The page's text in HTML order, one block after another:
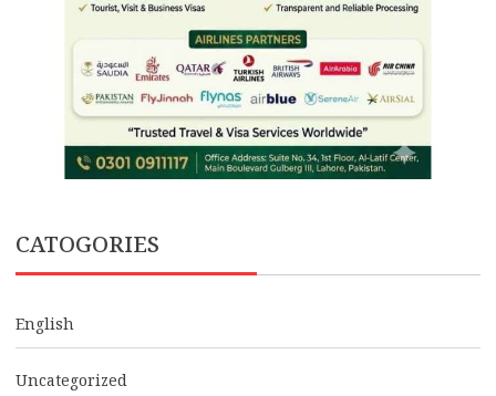
CATOGORIES
English
Uncategorized